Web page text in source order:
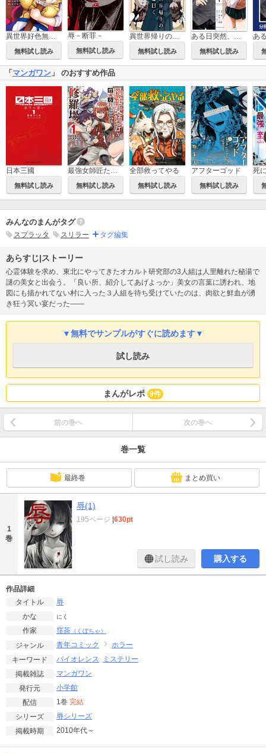
異世界好色無双録～異世界転生の知恵と力を、ただひたすら××××するために使う～
無料試し読み
辱－断罪－
無料試し読み
異世界帰りの英雄曰く
無料試し読み
ある日突然、ギャルの許嫁ができた
無料試し読み
「 マンガワン 」 のおすすめ作品
日本三國
無料試し読み
最強女師匠たちが育成方針を巡って修羅場
無料試し読み
全部救ってやる
無料試し読み
アフターゴッド
無料試し読み
みんなのまんがタグ
スプラッタ スリラー タグ編集
あらすじ|ストーリー
心霊体験を求め、東北にやってきたオカルト研究部の3人組は人里離れた秘湯で
謎の美女と出会う。「良い所、紹介してあげよっか」美女の言葉に誘われ、地
図にも描かれてない村に入った３人組を待ち受けていたのは、肉欲と鮮血が湧
き狂う冥い宴だった――
▼無料でサンプルがすぐに読めます▼
試し読み
まんがレポ 9件
前の巻へ 次の巻へ
巻一覧
最終巻 まとめ買い
1
巻
辱(1)
195ページ 630pt
試し読み 購入する
作品詳細
タイトル
辱
かな
にく
作家 窪茶 （くぼちゃ）
ジャンル 青年コミック
ホラー
キーワード
バイオレンス
ミステリー
掲載雑誌
マンガワン
発行元
小学館
配信
1巻 完結
シリーズ
辱シリーズ
掲載時期
2010年代～